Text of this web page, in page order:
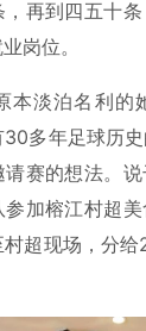
再到四五十
岗位。
本淡泊名利的
30多年足球历
赛的想法。
加榕江村超
超现场，分